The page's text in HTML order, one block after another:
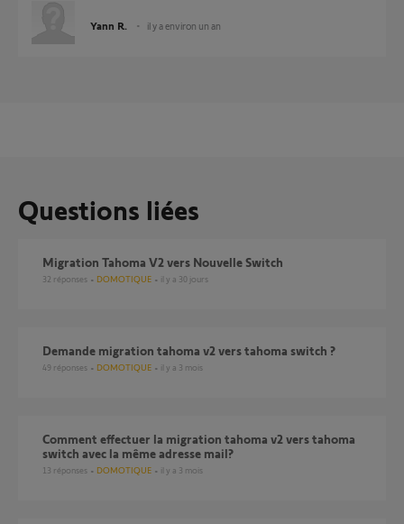
Yann R. il y a environ un an
Questions liées
Migration Tahoma V2 vers Nouvelle Switch
32 réponses DOMOTIQUE il y a 30 jours
demande migration tahoma v2 vers tahoma switch ?
49 réponses DOMOTIQUE il y a 3 mois
Comment effectuer la migration tahoma v2 vers tahoma
switch avec la même adresse mail?
13 réponses DOMOTIQUE il y a 3 mois